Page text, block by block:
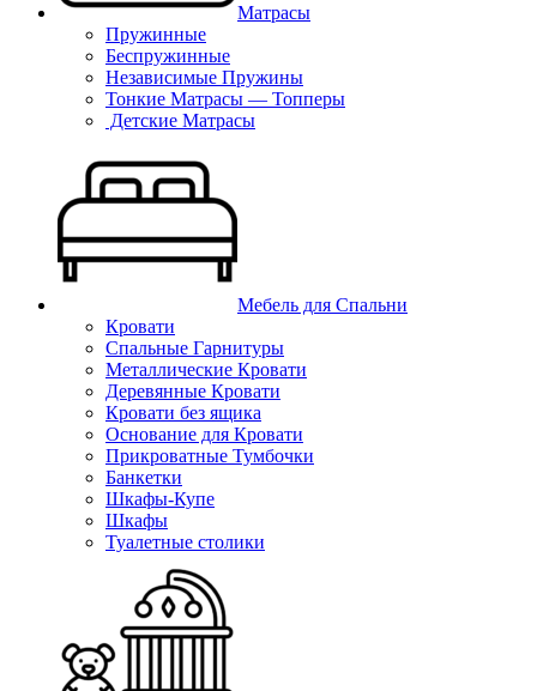
Матрасы
Пружинные
Беспружинные
Независимые Пружины
Тонкие Матрасы — Топперы
Детские Матрасы
Мебель для Спальни
Кровати
Спальные Гарнитуры
Металлические Кровати
Деревянные Кровати
Кровати без ящика
Основание для Кровати
Прикроватные Тумбочки
Банкетки
Шкафы-Купе
Шкафы
Туалетные столики